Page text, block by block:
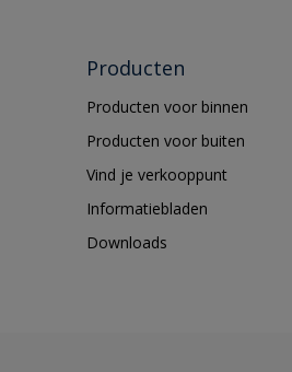
Producten
Producten voor binnen
Producten voor buiten
Vind je verkooppunt
Informatiebladen
Downloads